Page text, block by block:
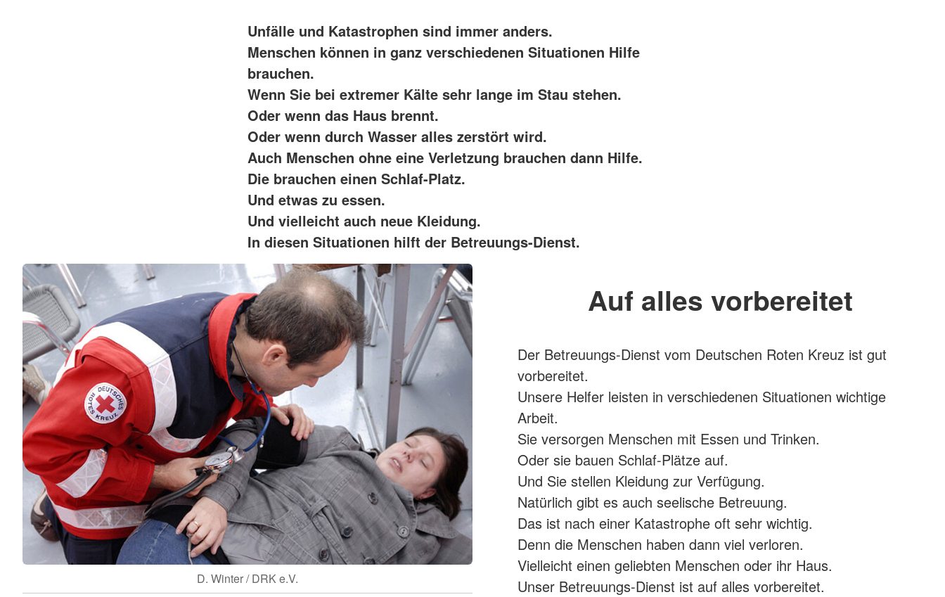
Unfälle und Katastrophen sind immer anders.
Menschen können in ganz verschiedenen Situationen Hilfe
brauchen.
Wenn Sie bei extremer Kälte sehr lange im Stau stehen.
Oder wenn das Haus brennt.
Oder wenn durch Wasser alles zerstört wird.
Auch Menschen ohne eine Verletzung brauchen dann Hilfe.
Die brauchen einen Schlaf-Platz.
Und etwas zu essen.
Und vielleicht auch neue Kleidung.
In diesen Situationen hilft der Betreuungs-Dienst.
D. Winter / DRK e.V.
Auf alles vorbereitet
Der Betreuungs-Dienst vom Deutschen Roten Kreuz ist gut
vorbereitet.
Unsere Helfer leisten in verschiedenen Situationen wichtige
Arbeit.
Sie versorgen Menschen mit Essen und Trinken.
Oder sie bauen Schlaf-Plätze auf.
Und Sie stellen Kleidung zur Verfügung.
Natürlich gibt es auch seelische Betreuung.
Das ist nach einer Katastrophe oft sehr wichtig.
Denn die Menschen haben dann viel verloren.
Vielleicht einen geliebten Menschen oder ihr Haus.
Unser Betreuungs-Dienst ist auf alles vorbereitet.